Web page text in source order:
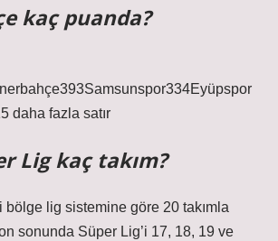
kaç puanda?
daha fazla satır
Lig kaç takım?
bölge lig sistemine göre 20 takımla
sonunda Süper Lig’i 17, 18, 19 ve